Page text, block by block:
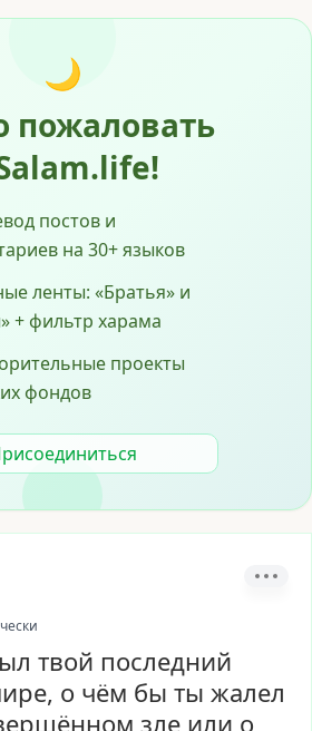
🌙
пожаловать
постов и
на 30+ языков
ленты: «Братья» и
+ фильтр харама
проекты
фондов
твой последний
о чём бы ты жалел
зле или о